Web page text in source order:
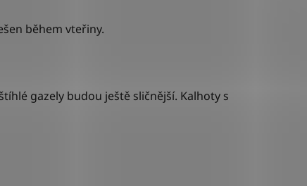
během vteřiny.
gazely budou ještě sličnější. Kalhoty s